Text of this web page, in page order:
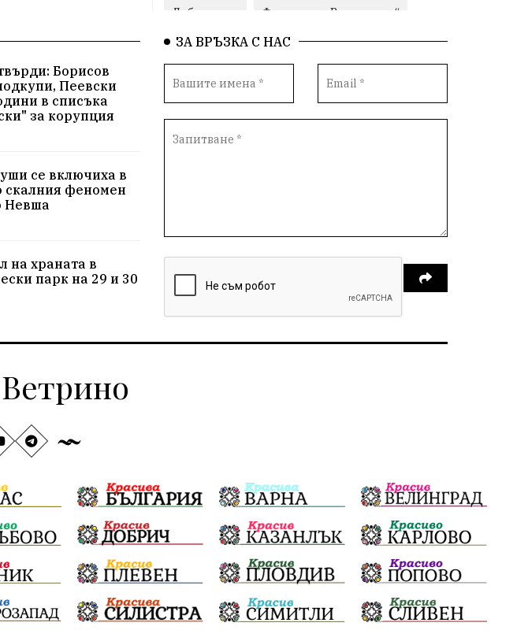
Добро дело Фондация „Въздигане“
Бизнес Красиво Ветрино
Криминално Фондация Въздигане
Общество Семинари Автосъбитие
Добър живот Образование Свят
Предстоящи Доброволчески дейности
За нашите деца Успехи Величие
Красиво Ветрино защитниците
Детски лагер Вяра Евроатлантизъм
Историческа живопис Училище
Борисов
Пеевски
в списъка
за корупция
се включиха в
скалния феномен
Невша
на храната в
парк на 29 и 30
ЗА ВРЪЗКА С НАС